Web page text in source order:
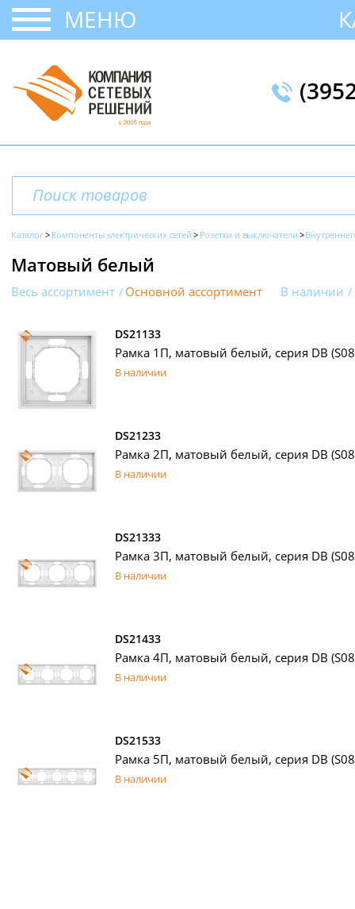
МЕНЮ
Каталог Компоненты электрических сетей Розетки и выключатели
Матовый белый
Весь ассортимент Основной ассортимент В наличии
DS21133
Рамка 1П, матовый белый, серия DB
В наличии
DS21233
Рамка 2П, матовый белый, серия DB
В наличии
DS21333
Рамка 3П, матовый белый, серия DB
В наличии
DS21433
Рамка 4П, матовый белый, серия DB
В наличии
DS21533
Рамка 5П, матовый белый, серия DB
В наличии